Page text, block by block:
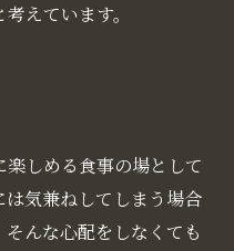
えています。
しめる食事の場として
気兼ねしてしまう場合
んな心配をしなくても